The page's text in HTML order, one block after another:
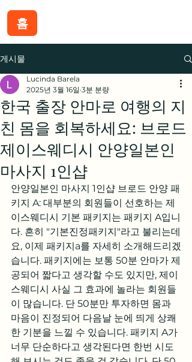
홈
게시물
한국 출장 안마로 여행의 지
친 몸을 회복하세요: 브로드
제이스웨디시 안양일본인
마사지 1인샵
Lucinda Barela
2025년 3월 16일 3분 분량
안양일본인 마사지 1인샵 브로드 안양 패
키지 A: 대부분의 회원들이 선호하는 제
이스웨디시 기본 패키지는 패키지 A입니
다. 흔히 "기본진정패키지"라고 불리는데
요, 이제 패키지a를 자세히 소개해드리겠
습니다. 패키지에는 보통 50분 안마가 제
공되어 짧다고 생각할 수도 있지만, 제이
스웨디시 사실 그 효과에 놀라는 회원들
이 많습니다. 단 50분만 투자하면 몸과
마음이 진정되어 다음날 눈에 띄게 상쾌
한 기분을 느낄 수 있습니다. 패키지 A가
너무 단순하다고 생각된다면 한번 시도